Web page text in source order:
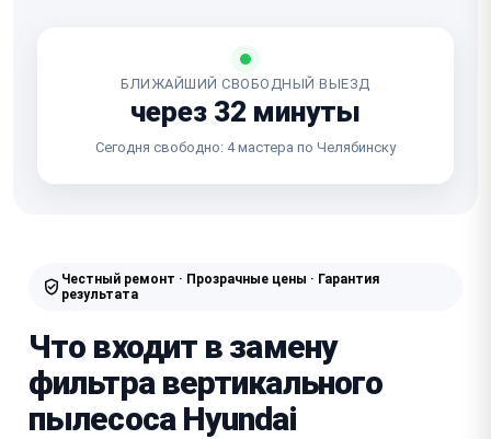
БЛИЖАЙШИЙ СВОБОДНЫЙ ВЫЕЗД
через 32 минуты
Сегодня свободно: 4 мастера по Челябинску
Честный ремонт · Прозрачные цены · Гарантия
результата
Что входит в замену
фильтра вертикального
пылесоса Hyundai